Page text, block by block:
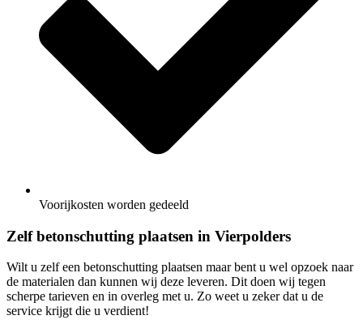
Voorijkosten worden gedeeld
Zelf betonschutting plaatsen in Vierpolders
Wilt u zelf een betonschutting plaatsen maar bent u wel opzoek naar
de materialen dan kunnen wij deze leveren. Dit doen wij tegen
scherpe tarieven en in overleg met u. Zo weet u zeker dat u de
service krijgt die u verdient!